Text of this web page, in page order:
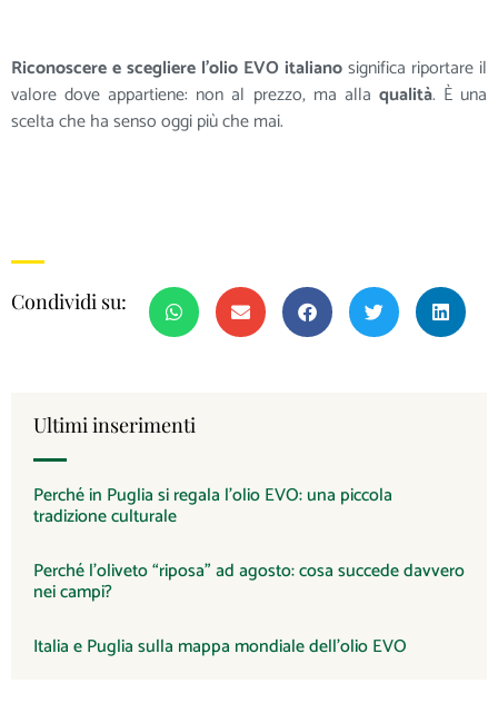
Riconoscere e scegliere l’olio EVO italianosignifica riportare il
valore dove appartiene: non al prezzo, ma alla qualità. È una
scelta che ha senso oggi più che mai.
Condividi su:
Ultimi inserimenti
Perché in Puglia si regala l’olio EVO: una piccola
tradizione culturale
Perché l’oliveto “riposa” ad agosto: cosa succede davvero
nei campi?
Italia e Puglia sulla mappa mondiale dell’olio EVO